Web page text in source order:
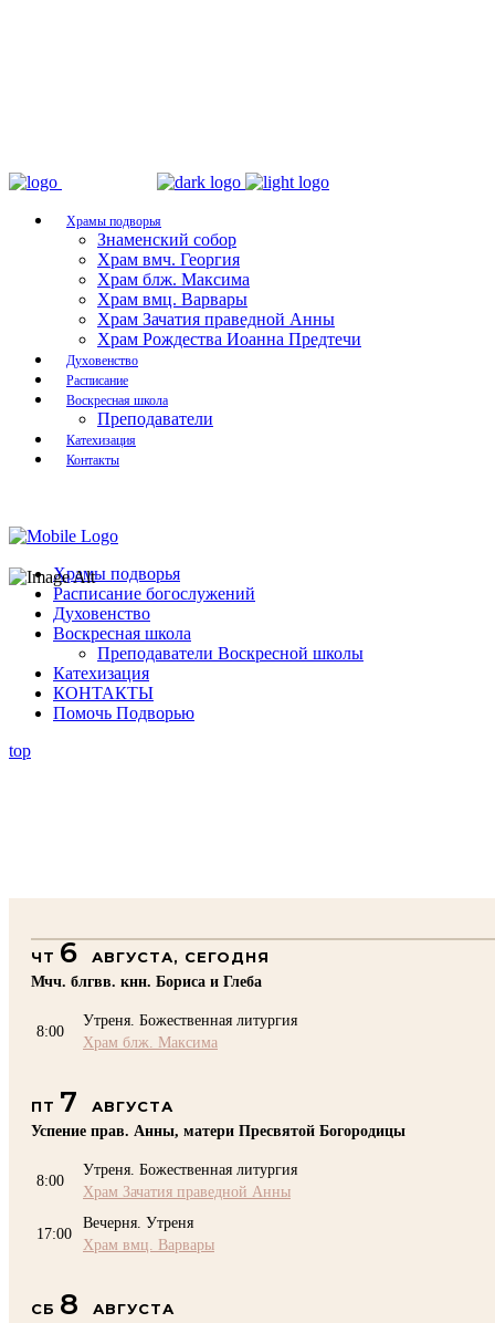
Храмы подворья
Знаменский собор
Храм вмч. Георгия
Храм блж. Максима
Храм вмц. Варвары
Храм Зачатия праведной Анны
Храм Рождества Иоанна Предтечи
Духовенство
Расписание
Воскресная школа
Преподаватели
Катехизация
Контакты
Храмы подворья
Расписание богослужений
Духовенство
Воскресная школа
Преподаватели Воскресной школы
Катехизация
КОНТАКТЫ
Помочь Подворью
top
ЧТ 6
АВГУСТА, СЕГОДНЯ
Мчч. блгвв. кнн. Бориса и Глеба
8:00
Утреня. Божественная литургия
Храм блж. Максима
ПТ 7
АВГУСТА
Успение прав. Анны, матери Пресвятой Богородицы
8:00
Утреня. Божественная литургия
Храм Зачатия праведной Анны
17:00
Вечерня. Утреня
Храм вмц. Варвары
СБ 8 АВГУСТА